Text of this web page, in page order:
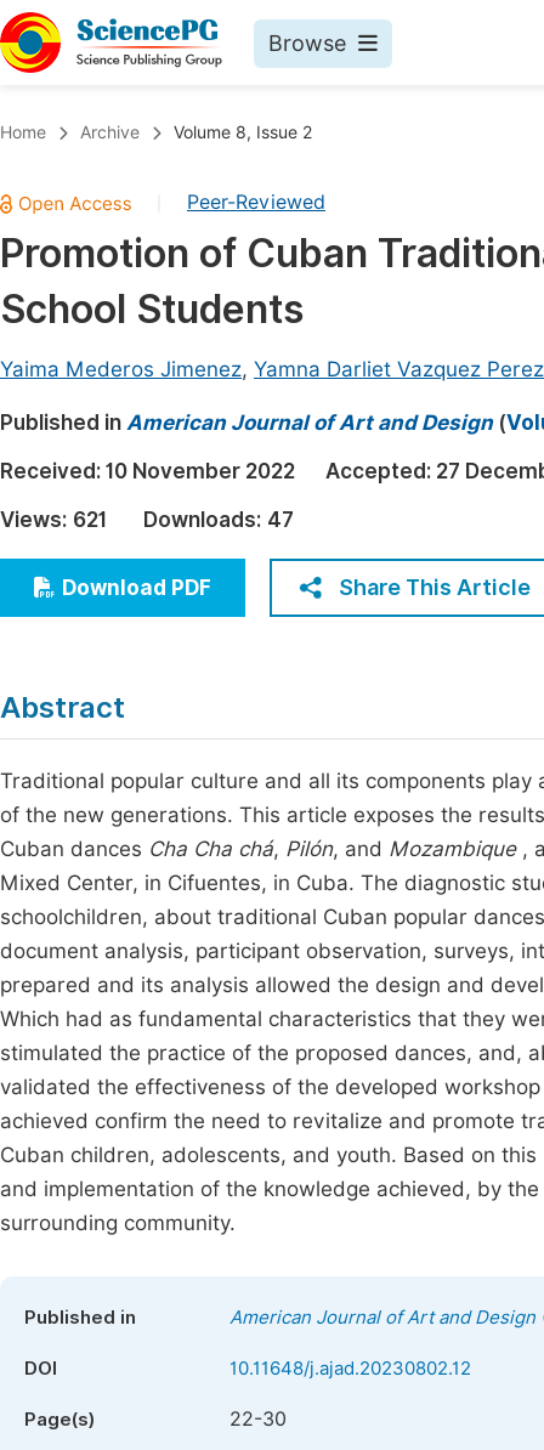
Browse
Chemistry
Medicine & Health
Materials Science
Electrical & Computer Science
Earth, Energy & Environment
Architecture & Civil Engineering
Education
Economics & Management
Humanities & Social Sciences
Home Archive Volume 8, Issue 2
Peer-Reviewed
Promotion of Cuban
School Students
Yaima Mederos Jimenez, Yamna Darliet Vazquez Perez
Published in American Journal of Art and Design(
Received: 10 November 2022 Accepted: 27
Views: 621 Downloads: 47
Download PDF Share This Article
Abstract
Traditional popular culture and all its components
of the new generations. This article exposes the
Cuban dances Cha Cha chá, Pilón, and Mozambique ,
Mixed Center, in Cifuentes, in Cuba. The diagnostic
schoolchildren, about traditional Cuban popular
document analysis, participant observation, surveys,
prepared and its analysis allowed the design and
Which had as fundamental characteristics that they
stimulated the practice of the proposed dances, and,
validated the effectiveness of the developed
achieved confirm the need to revitalize and promote
Cuban children, adolescents, and youth. Based on
and implementation of the knowledge achieved, by
surrounding community.
Published in American Journal of Art and Design
DOI 10.11648/j.ajad.20230802.12
Page(s) 22-30